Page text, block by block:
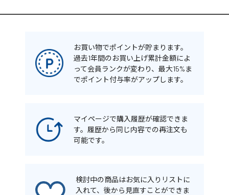
お買い物でポイントが貯まります。
過去1年間のお買い上げ累計金額によ
って会員ランクが変わり、最大15%ま
でポイント付与率がアップします。
マイページで購入履歴が確認できま
す。履歴から同じ内容での再注文も
可能です。
検討中の商品はお気に入りリストに
入れて、後から見直すことができま